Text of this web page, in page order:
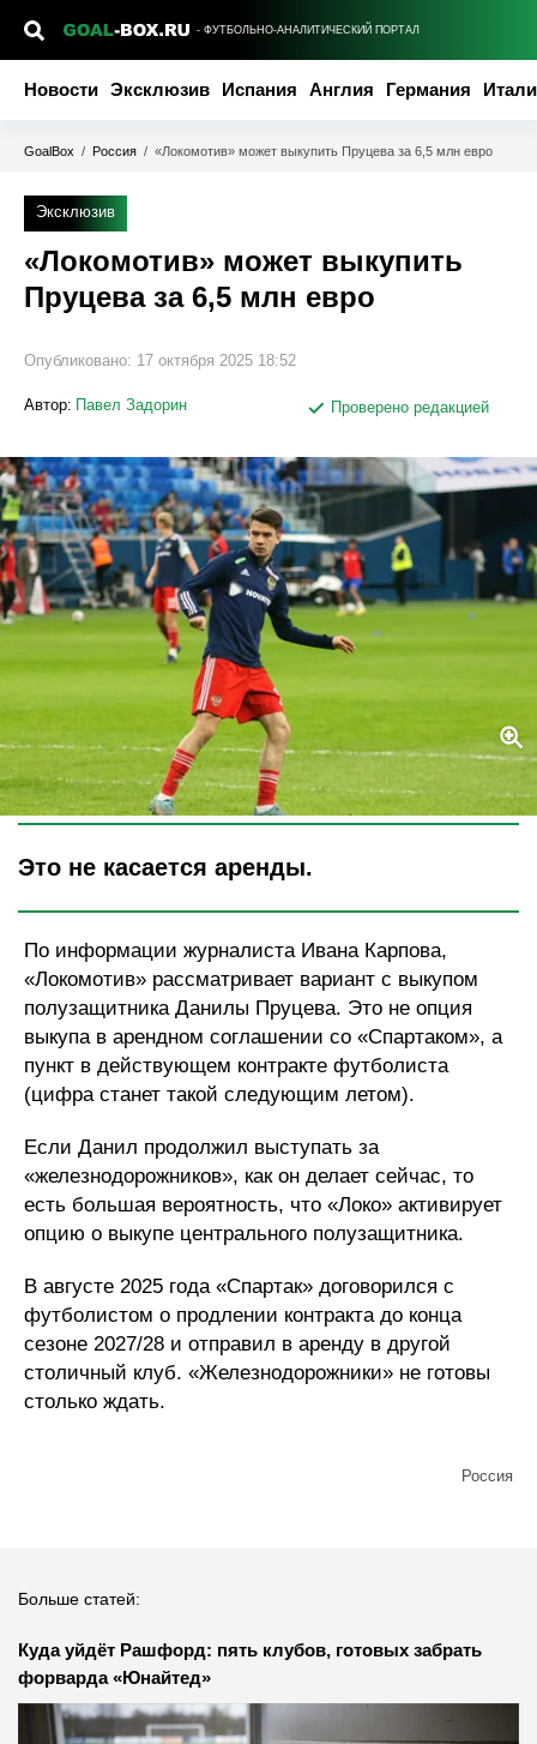
- ФУТБОЛЬНО-АНАЛИТИЧЕСКИЙ ПОРТАЛ
Новости Эксклюзив Испания Англия Германия
GoalBox / Россия / «Локомотив» может выкупить Пруцева за 6,5 млн евро
Эксклюзив
«Локомотив» может выкупить
Пруцева за 6,5 млн евро
Опубликовано: 17 октября 2025 18:52
Автор: Павел Задорин Проверено редакцией
Legion-Media
Это не касается аренды.
По информации журналиста Ивана Карпова,
«Локомотив» рассматривает вариант с выкупом
полузащитника Данилы Пруцева. Это не опция
выкупа в арендном соглашении со «Спартаком», а
пункт в действующем контракте футболиста
(цифра станет такой следующим летом).
Если Данил продолжил выступать за
«железнодорожников», как он делает сейчас, то
есть большая вероятность, что «Локо» активирует
опцию о выкупе центрального полузащитника.
В августе 2025 года «Спартак» договорился с
футболистом о продлении контракта до конца
сезоне 2027/28 и отправил в аренду в другой
столичный клуб. «Железнодорожники» не готовы
столько ждать.
Россия
Больше статей:
Куда уйдёт Рашфорд: пять клубов, готовых забрать
форварда «Юнайтед»